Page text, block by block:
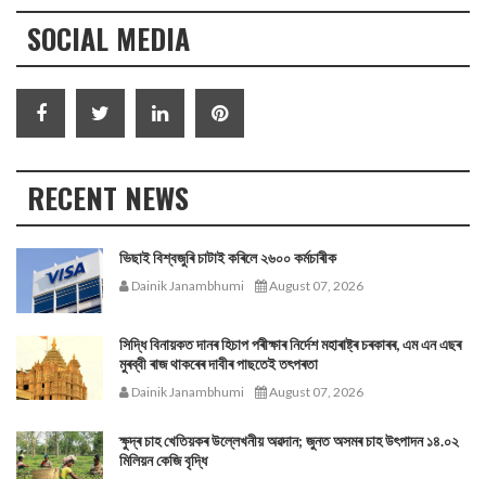
SOCIAL MEDIA
RECENT NEWS
ভিছাই বিশ্বজুৰি চাটাই কৰিলে ২৬০০ কৰ্মচাৰীক
Dainik Janambhumi August 07, 2026
সিদ্ধি বিনায়কত দানৰ হিচাপ পৰীক্ষাৰ নিৰ্দেশ মহাৰাষ্ট্ৰ চৰকাৰৰ, এম এন এছৰ
মুৰব্বী ৰাজ থাকৰেৰ দাবীৰ পাছতেই তৎপৰতা
Dainik Janambhumi August 07, 2026
ক্ষুদ্ৰ চাহ খেতিয়কৰ উল্লেখনীয় অৱদান; জুনত অসমৰ চাহ উৎপাদন ১৪.০২
মিলিয়ন কেজি বৃদ্ধি